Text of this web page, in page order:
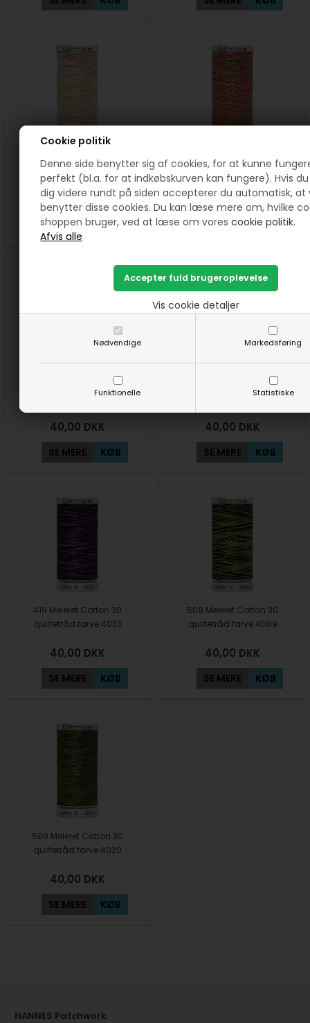
Cookie politik
Denne side benytter sig af cookies, for at kunne
perfekt (bl.a. for at indkøbskurven kan fungere). Hvis du
dig videre rundt på siden accepterer du automatisk, at
benytter disse cookies. Du kan læse mere om, hvilke
shoppen bruger, ved at læse om vorescookie politik.
Nødvendige Markedsføring
Funktionelle Statistiske
Vis cookie detaljer
331 Meleret Cotton 30
quiltetråd farve 4102
40,00DKK
SE MERE KØB
329 Meleret Cotton 30
quiltetråd farve 4122
40,00DKK
SE MERE KØB
329 Meleret Cotton 30
quiltetråd farve 4127
40,00 DKK
SE MERE KØB
420 Meleret Cotton 30
quiltetråd farve 4032
40,00 DKK
SE MERE KØB
419 Meleret Cotton 30
quiltetråd farve 4033
40,00 DKK
SE MERE KØB
508 Meleret Cotton 30
quiltetråd farve 4089
40,00 DKK
SE MERE KØB
509 Meleret Cotton 30
quiltetråd farve 4020
40,00 DKK
SE MERE KØB
HANNES Patchwork